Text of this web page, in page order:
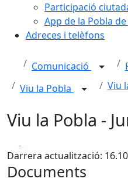
Participació
App de la Pobla
Adreces i telèfons
Comunicació
Viu la Pobla
Viu
Viu la Pobla -
Darrera actualització:
Documents